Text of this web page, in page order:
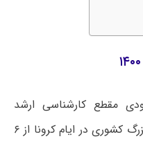
مقطع کارشناسی ارشد
ناپیوسته سال ۱۴۰۰ سومین آزمون بزرگ کشوری در ایام کرونا از ۶